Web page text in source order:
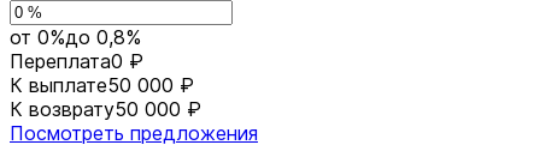
от 0%до 0,8%
Переплата0 ₽
К выплате50 000 ₽
К возврату50 000 ₽
Посмотреть предложения